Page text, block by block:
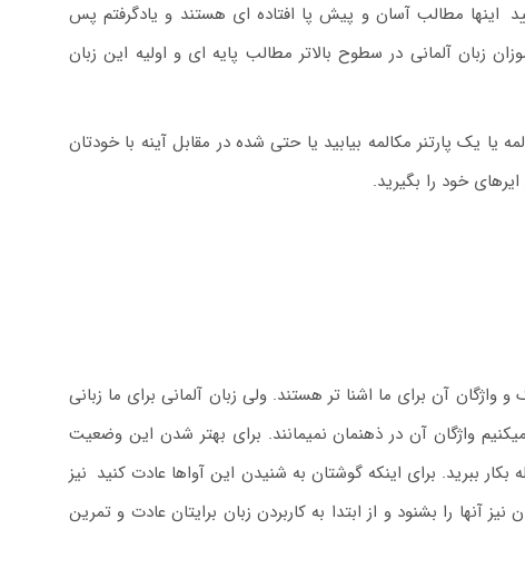
اینها مطالب آسان و پیش پا افتاده ای هستند و یادگرفتم پس
زبان آلمانی در سطوح بالاتر مطالب پایه ای و اولیه این زبان
یا یک پارتنر مکالمه بیابید یا حتی شده در مقابل آینه با خودتان
خود را بگیرید.
آن برای ما اشنا تر هستند. ولی زبان آلمانی برای ما زبانی
واژگان آن در ذهنمان نمیمانند. برای بهتر شدن این وضعیت
بکار ببرید. برای اینکه گوشتان به شنیدن این آواها عادت کنید نیز
نیز آنها را بشنود و از ابتدا به کاربردن زبان برایتان عادت و تمرین